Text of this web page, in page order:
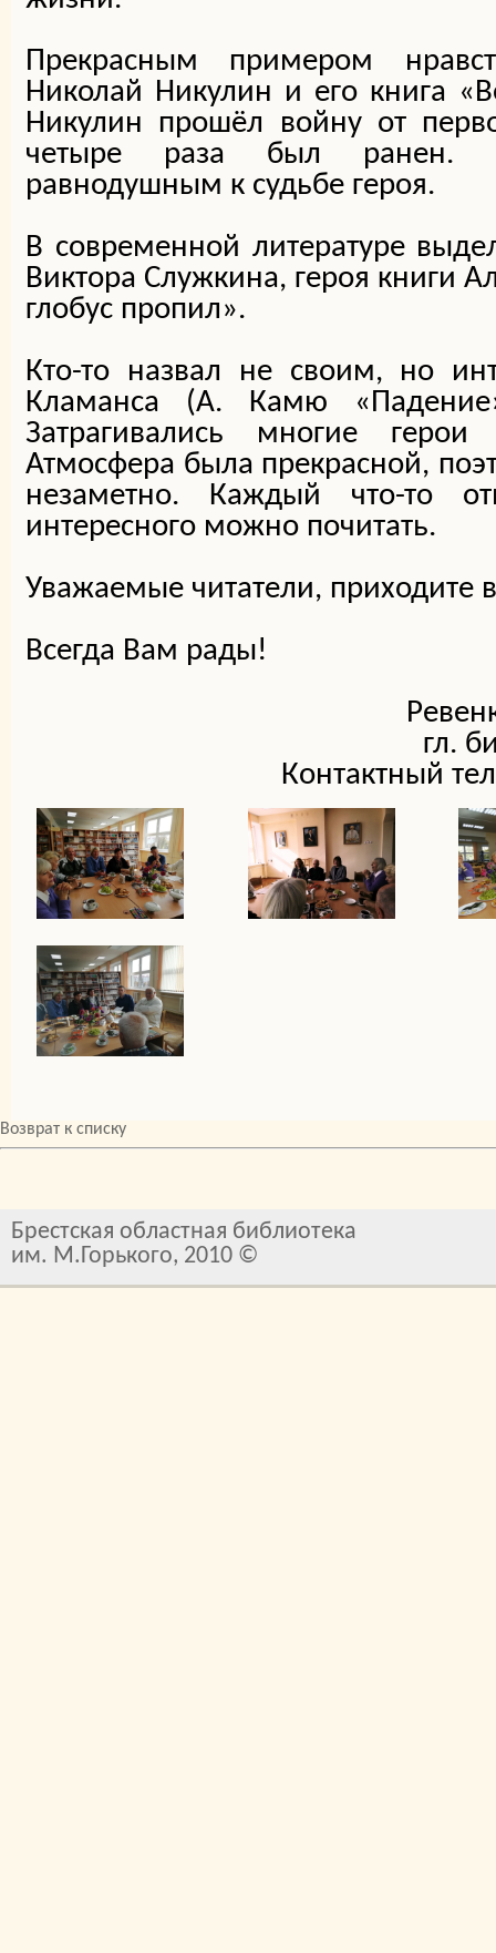
Прекрасным примером
Николай Никулин и его книга
Никулин прошёл войну от
четыре раза был ранен.
равнодушным к судьбе героя.
В современной литературе
Виктора Служкина, героя книги
глобус пропил».
Кто-то назвал не своим, но
Кламанса (А. Камю
Затрагивались многие
Атмосфера была прекрасной,
незаметно. Каждый что-то
интересного можно почитать.
Уважаемые читатели, приходите
Всегда Вам рады!
гл.
Контактный
Возврат к списку
Брестская областная библиотека
им. М.Горького, 2010 ©